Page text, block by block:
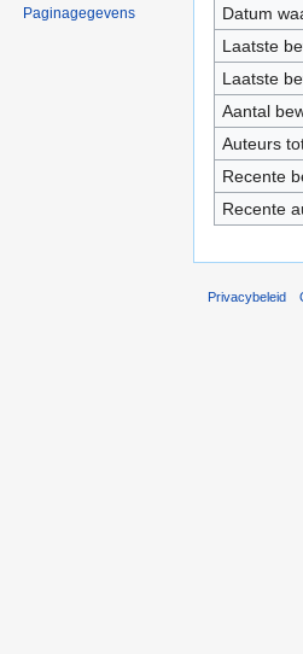
Datum
Laatste
Laatste
Aantal
Auteurs
Recente
Recente
Paginagegevens
Privacybeleid